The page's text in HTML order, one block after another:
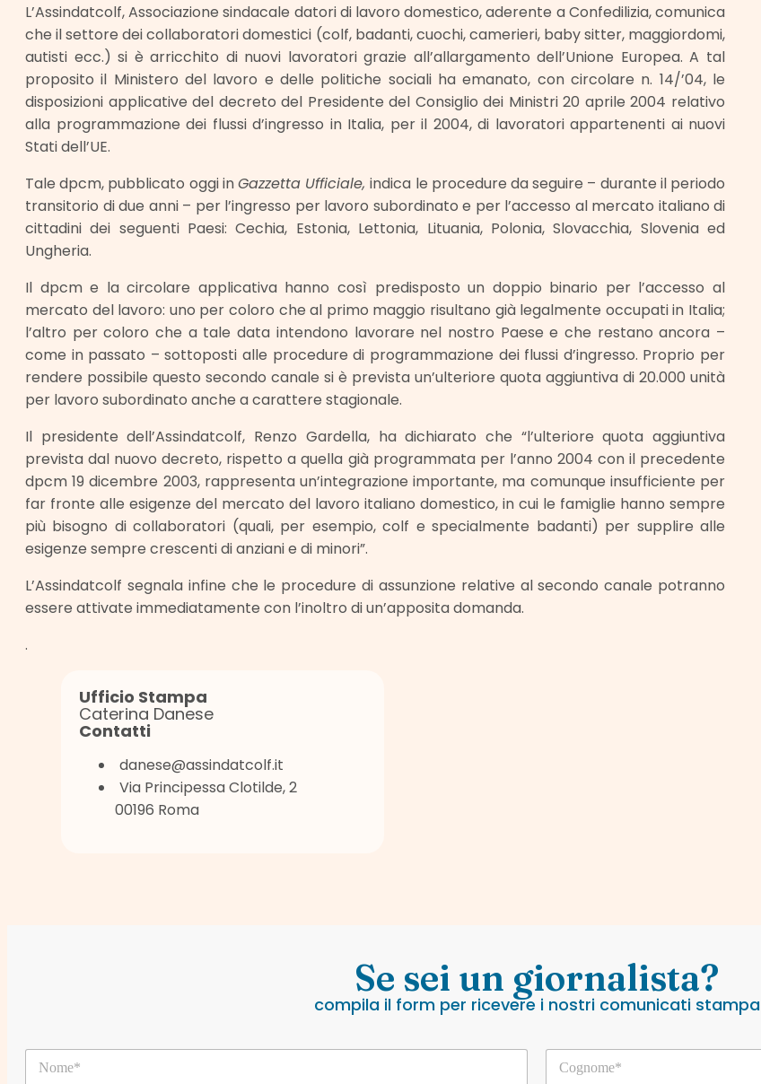
L’Assindatcolf, Associazione sindacale datori di lavoro domestico, aderente a Confedilizia, comunica
che il settore dei collaboratori domestici (colf, badanti, cuochi, camerieri, baby sitter, maggiordomi,
autisti ecc.) si è arricchito di nuovi lavoratori grazie all’allargamento dell’Unione Europea. A tal
proposito il Ministero del lavoro e delle politiche sociali ha emanato, con circolare n. 14/’04, le
disposizioni applicative del decreto del Presidente del Consiglio dei Ministri 20 aprile 2004 relativo
alla programmazione dei flussi d’ingresso in Italia, per il 2004, di lavoratori appartenenti ai nuovi
Stati dell’UE.
Tale dpcm, pubblicato oggi inGazzetta Ufficiale,indica le procedure da seguire – durante il periodo
transitorio di due anni – per l’ingresso per lavoro subordinato e per l’accesso al mercato italiano di
cittadini dei seguenti Paesi: Cechia, Estonia, Lettonia, Lituania, Polonia, Slovacchia, Slovenia ed
Ungheria.
Il dpcm e la circolare applicativa hanno così predisposto un doppio binario per l’accesso al
mercato del lavoro: uno per coloro che al primo maggio risultano già legalmente occupati in Italia;
l’altro per coloro che a tale data intendono lavorare nel nostro Paese e che restano ancora –
come in passato – sottoposti alle procedure di programmazione dei flussi d’ingresso. Proprio per
rendere possibile questo secondo canale si è prevista un’ulteriore quota aggiuntiva di 20.000 unità
per lavoro subordinato anche a carattere stagionale.
Il presidente dell’Assindatcolf, Renzo Gardella, ha dichiarato che “l’ulteriore quota aggiuntiva
prevista dal nuovo decreto, rispetto a quella già programmata per l’anno 2004 con il precedente
dpcm 19 dicembre 2003, rappresenta un’integrazione importante, ma comunque insufficiente per
far fronte alle esigenze del mercato del lavoro italiano domestico, in cui le famiglie hanno sempre
più bisogno di collaboratori (quali, per esempio, colf e specialmente badanti) per supplire alle
esigenze sempre crescenti di anziani e di minori”.
L’Assindatcolf segnala infine che le procedure di assunzione relative al secondo canale potranno
essere attivate immediatamente con l’inoltro di un’apposita domanda.
.
Ufficio Stampa
Caterina Danese
Contatti
danese@assindatcolf.it
Via Principessa Clotilde, 2
00196 Roma
Se sei un giornalista?
compila il form per ricevere i nostri comunicati stampa
*
N
C